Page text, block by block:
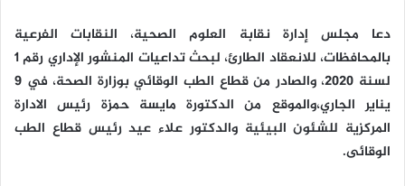
دعا مجلس إدارة نقابة العلوم الصحية، النقابات الفرعية
بالمحافظات، للانعقاد الطارئ، لبحث تداعيات المنشور الإداري رقم 1
لسنة 2020، والصادر من قطاع الطب الوقائي بوزارة الصحة، في 9
يناير الجاري،والموقع من الدكتورة مايسة حمزة رئيس الادارة
المركزية للشئون البيئية والدكتور علاء عيد رئيس قطاع الطب
الوقائى.